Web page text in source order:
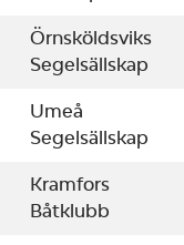
Örnsköldsviks
Segelsällskap
Umeå
Segelsällskap
Kramfors
Båtklubb